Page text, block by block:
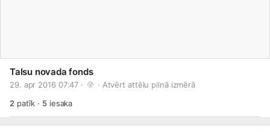
Talsu novada fonds
29. apr 2016 07:47 · · Atvērt attēlu pilnā izmērā
2 patīk · 5iesaka